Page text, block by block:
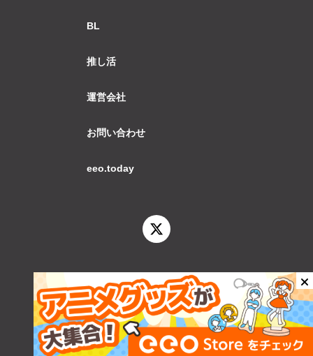
BL
推し活
運営会社
お問い合わせ
eeo.today
© 2026 eeo.today